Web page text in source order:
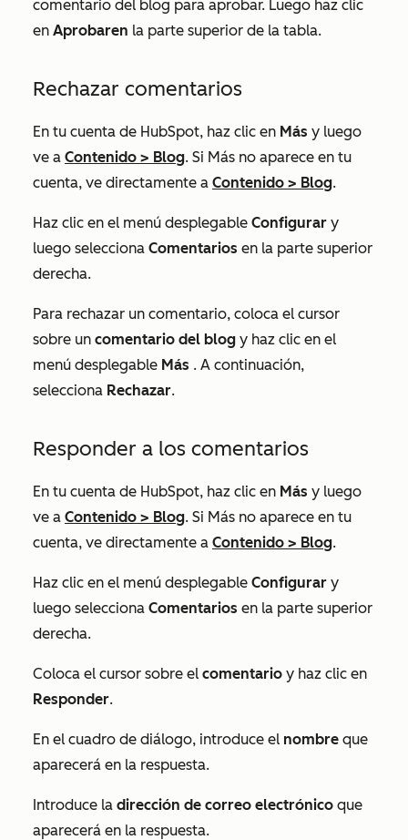
comentario del blog para aprobar. Luego haz clic
en Aprobaren la parte superior de la tabla.
Rechazar comentarios
En tu cuenta de HubSpot, haz clic en Más y luego
ve a Contenido > Blog. Si Más no aparece en tu
cuenta, ve directamente a Contenido > Blog.
Haz clic en el menú desplegable Configurar y
luego selecciona Comentarios en la parte superior
derecha.
Para rechazar un comentario, coloca el cursor
sobre un comentario del blog y haz clic en el
menú desplegable Más . A continuación,
selecciona Rechazar.
Responder a los comentarios
En tu cuenta de HubSpot, haz clic en Más y luego
ve a Contenido > Blog. Si Más no aparece en tu
cuenta, ve directamente a Contenido > Blog.
Haz clic en el menú desplegable Configurar y
luego selecciona Comentarios en la parte superior
derecha.
Coloca el cursor sobre el comentario y haz clic en
Responder.
En el cuadro de diálogo, introduce el nombre que
aparecerá en la respuesta.
Introduce la dirección de correo electrónico que
aparecerá en la respuesta.